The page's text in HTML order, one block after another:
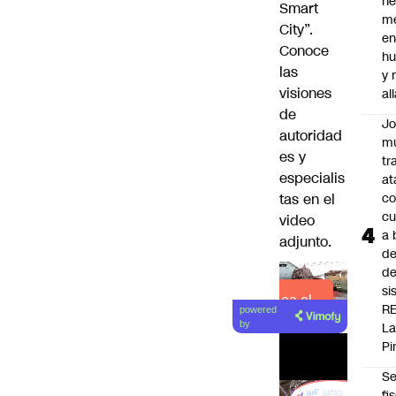
Smart
City”.
Conoce
las
visiones
de
autoridad
es y
especialis
tas en el
video
adjunto.
Lea el
artículo
powered
by
y
a
La